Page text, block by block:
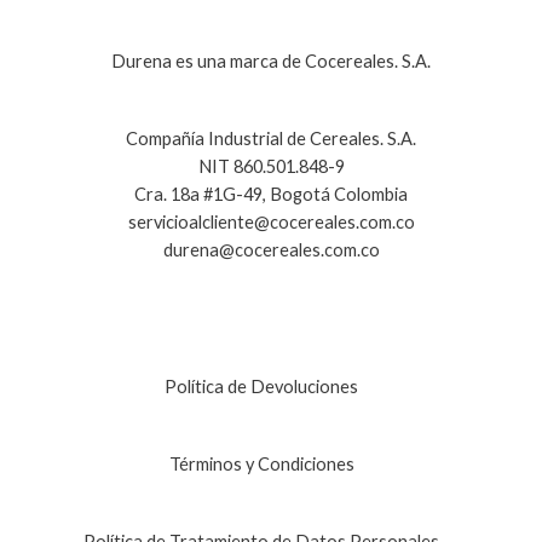
Durena es una marca de Cocereales. S.A.
Compañía Industrial de Cereales. S.A.
NIT 860.501.848-9
Cra. 18a #1G-49, Bogotá Colombia
servicioalcliente@cocereales.com.co
durena@cocereales.com.co
Política de Devoluciones
Términos y Condiciones